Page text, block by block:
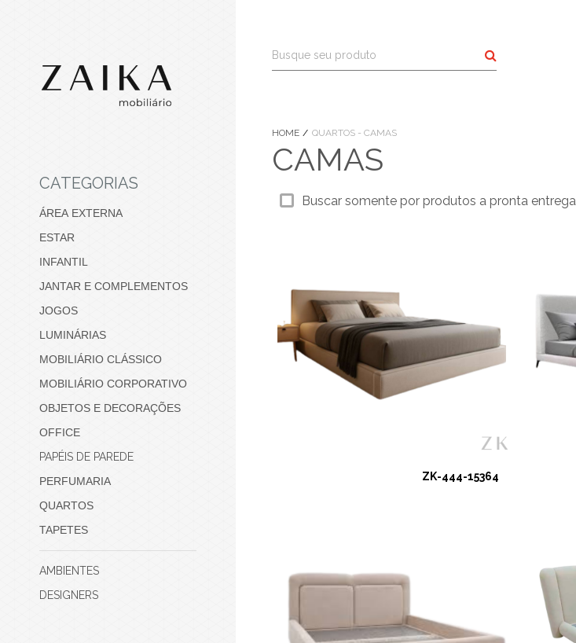
CATEGORIAS
ÁREA EXTERNA
ESTAR
INFANTIL
JANTAR E COMPLEMENTOS
JOGOS
LUMINÁRIAS
MOBILIÁRIO CLÁSSICO
MOBILIÁRIO CORPORATIVO
OBJETOS E DECORAÇÕES
OFFICE
PAPÉIS DE PAREDE
PERFUMARIA
QUARTOS
TAPETES
AMBIENTES
DESIGNERS
Buscar
HOME QUARTOS - CAMAS
CAMAS
Buscar somente por produtos a pronta entrega
ZK-444-15364